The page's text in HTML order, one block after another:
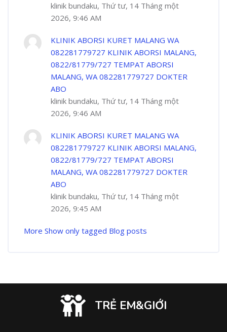
klinik bundaku, Thứ tư, 14 Tháng một
2026, 9:46 AM
KLINIK ABORSI KURET MALANG WA
082281779727 KLINIK ABORSI MALANG,
0822/81779/727 TEMPAT ABORSI
MALANG, WA 082281779727 DOKTER
ABO
klinik bundaku, Thứ tư, 14 Tháng một
2026, 9:46 AM
KLINIK ABORSI KURET MALANG WA
082281779727 KLINIK ABORSI MALANG,
0822/81779/727 TEMPAT ABORSI
MALANG, WA 082281779727 DOKTER
ABO
klinik bundaku, Thứ tư, 14 Tháng một
2026, 9:45 AM
More Show only tagged Blog posts
TRẺ EM&GIỚI